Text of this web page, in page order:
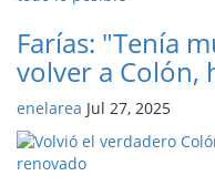
Farías: "Tenía
volver a Colón,
enelarea Jul 27, 2025